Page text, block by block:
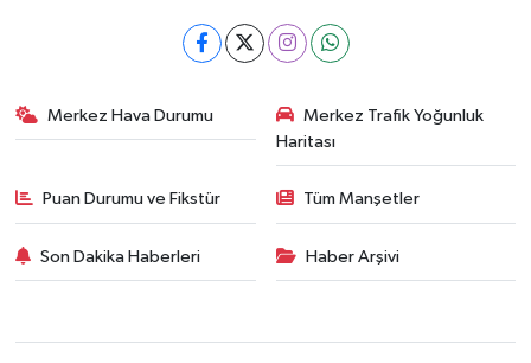
Merkez Hava Durumu
Merkez Trafik Yoğunluk
Haritası
Puan Durumu ve Fikstür Tüm Manşetler
Son Dakika Haberleri Haber Arşivi